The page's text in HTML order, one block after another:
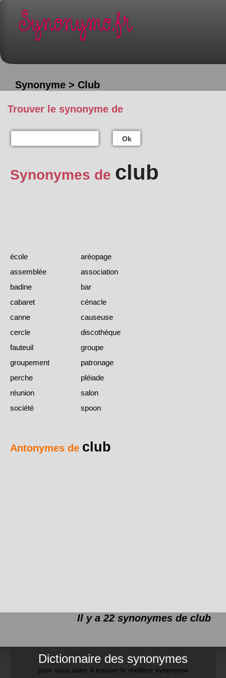
Synonyme > Club
Trouver le synonyme de
Ok
Synonymes de club
école
aréopage
assemblée
association
badine
bar
cabaret
cénacle
canne
causeuse
cercle
discothèque
fauteuil
groupe
groupement
patronage
perche
pléiade
réunion
salon
société
spoon
Antonymes de club
Il y a 22 synonymes de club
Dictionnaire des synonymes
pour vous aider à trouver le meilleur synonyme